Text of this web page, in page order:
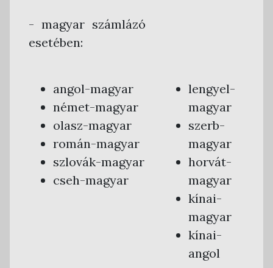
- magyar számlázó
esetében:
angol-magyar
német-magyar
olasz-magyar
román-magyar
szlovák-magyar
cseh-magyar
lengyel-
magyar
szerb-
magyar
horvát-
magyar
kínai-
magyar
kínai-
angol